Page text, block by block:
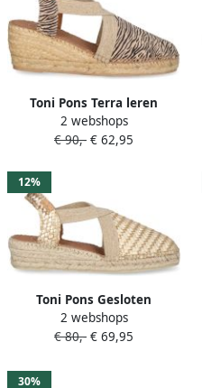
Toni Pons Terra leren
espadrilles met zebraprint
beige zwart
2 webshops
€ 90,- € 62,95
12%
Toni Pons Gesloten
espadrille voor dames van
gevlochten leer met
2 webshops
€ 80,- € 69,95
30%